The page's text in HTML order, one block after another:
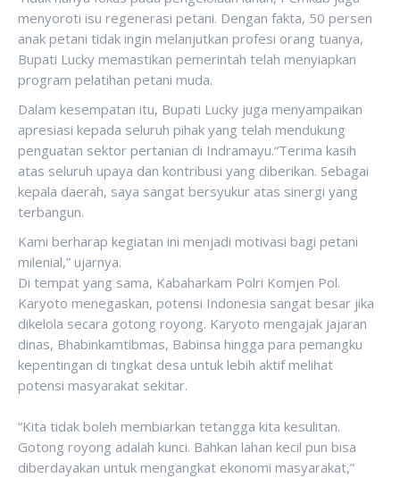
menyoroti isu regenerasi petani. Dengan fakta, 50 persen
anak petani tidak ingin melanjutkan profesi orang tuanya,
Bupati Lucky memastikan pemerintah telah menyiapkan
program pelatihan petani muda.
Dalam kesempatan itu, Bupati Lucky juga menyampaikan
apresiasi kepada seluruh pihak yang telah mendukung
penguatan sektor pertanian di Indramayu.‎“Terima kasih
atas seluruh upaya dan kontribusi yang diberikan. Sebagai
kepala daerah, saya sangat bersyukur atas sinergi yang
terbangun.
Kami berharap kegiatan ini menjadi motivasi bagi petani
milenial,” ujarnya.
Di tempat yang sama, Kabaharkam Polri Komjen Pol.
Karyoto menegaskan, potensi Indonesia sangat besar jika
dikelola secara gotong royong. Karyoto mengajak jajaran
dinas, Bhabinkamtibmas, Babinsa hingga para pemangku
kepentingan di tingkat desa untuk lebih aktif melihat
potensi masyarakat sekitar.
‎“Kita tidak boleh membiarkan tetangga kita kesulitan.
Gotong royong adalah kunci. Bahkan lahan kecil pun bisa
diberdayakan untuk mengangkat ekonomi masyarakat,”